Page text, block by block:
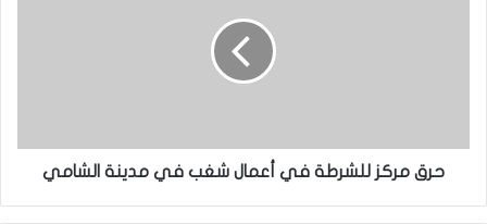
حرق مركز للشرطة في أعمال شغب في مدينة الشامي